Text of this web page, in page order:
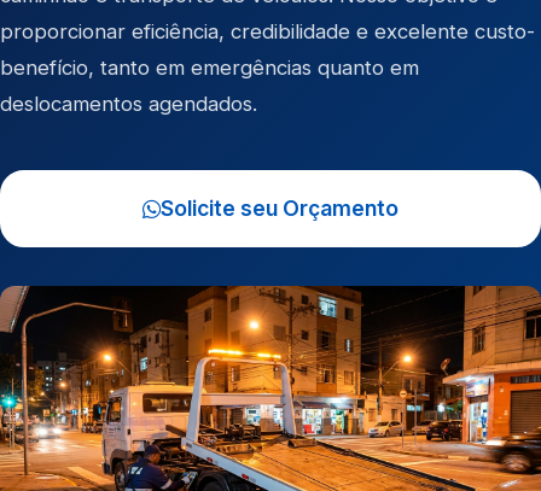
proporcionar eficiência, credibilidade e excelente custo-
benefício, tanto em emergências quanto em
deslocamentos agendados.
Solicite seu Orçamento